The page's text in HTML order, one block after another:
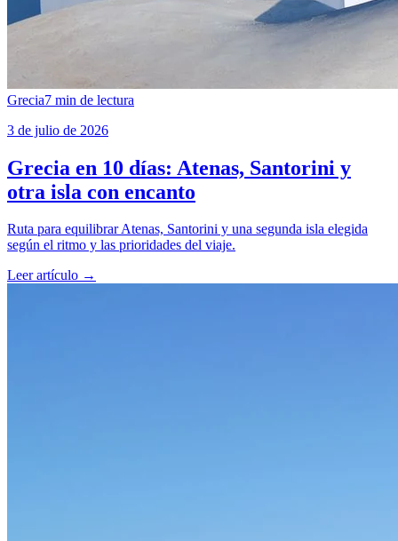
Grecia7 min de lectura
3 de julio de 2026
Grecia en 10 días: Atenas, Santorini y
otra isla con encanto
Ruta para equilibrar Atenas, Santorini y una segunda isla elegida
según el ritmo y las prioridades del viaje.
Leer artículo →